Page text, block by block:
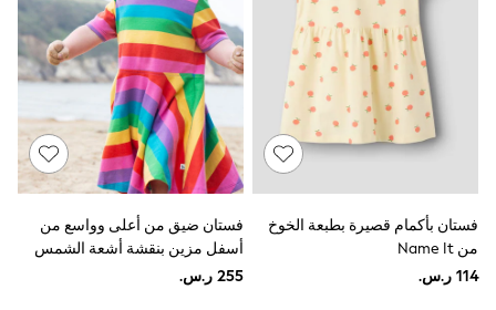
Sets & Outfits
Linen Collection
Swimwear & Beachwear
Tops & T-Shirts
Sandals & Sliders
Jumpsuits & Playsuits
Shorts & Skirts
Sun Safe
Sun Hats & Caps
Sunglasses
Women's Holiday Shop
Women's Travel Styles
Dresses
فستان بأكمام قصيرة بطبعة الخوخ
من Name It
فستان ضيق من أعلى وواسع من
أسفل مزين بنقشة أشعة الشمس
من Frugi